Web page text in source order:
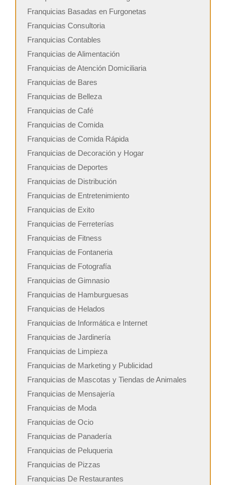
Franquicias Basadas en Furgonetas
Franquicias Consultoria
Franquicias Contables
Franquicias de Alimentación
Franquicias de Atención Domiciliaria
Franquicias de Bares
Franquicias de Belleza
Franquicias de Café
Franquicias de Comida
Franquicias de Comida Rápida
Franquicias de Decoración y Hogar
Franquicias de Deportes
Franquicias de Distribución
Franquicias de Entretenimiento
Franquicias de Exito
Franquicias de Ferreterías
Franquicias de Fitness
Franquicias de Fontaneria
Franquicias de Fotografía
Franquicias de Gimnasio
Franquicias de Hamburguesas
Franquicias de Helados
Franquicias de Informática e Internet
Franquicias de Jardinería
Franquicias de Limpieza
Franquicias de Marketing y Publicidad
Franquicias de Mascotas y Tiendas de Animales
Franquicias de Mensajería
Franquicias de Moda
Franquicias de Ocio
Franquicias de Panadería
Franquicias de Peluqueria
Franquicias de Pizzas
Franquicias De Restaurantes